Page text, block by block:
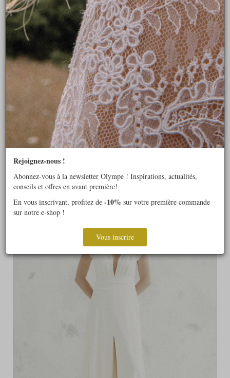
Rejoignez-nous !
Abonnez-vous à la newsletter Olympe ! Inspirations, actualités,
conseils et offres en avant première!
En vous inscrivant, profitez de -10% sur votre première commande
sur notre e-shop !
Vous inscrire
BORJA